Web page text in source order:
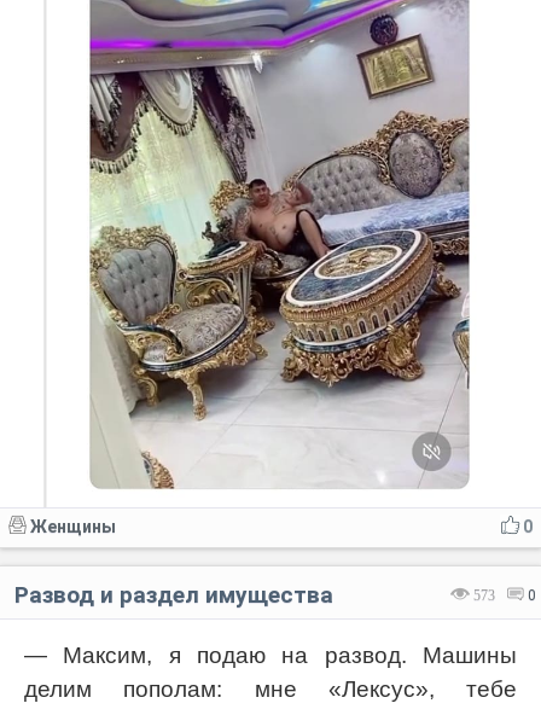
0
Женщины
573 0
Развод и раздел имущества
— Максим, я подаю на развод. Машины
делим пополам: мне «Лексус», тебе